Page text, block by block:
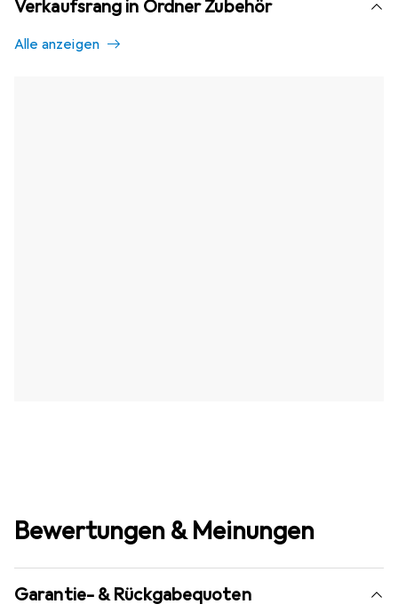
Verkaufsrang in Ordner Zubehör
Alle anzeigen
Bewertungen & Meinungen
Garantie- & Rückgabequoten